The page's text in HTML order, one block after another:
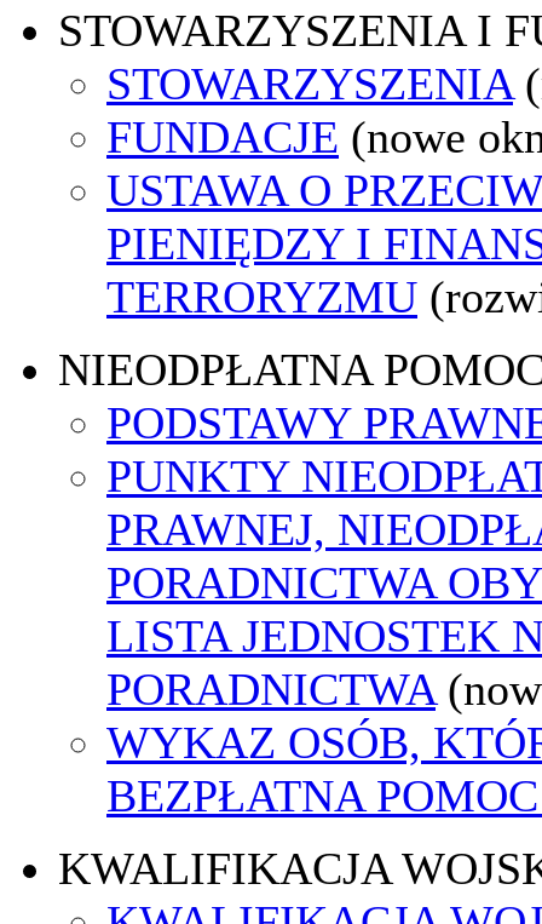
STOWARZYSZENIA I
STOWARZYSZENIA
FUNDACJE (nowe
USTAWA O
PIENIĘDZY I
TERRORYZMU
NIEODPŁATNA
PODSTAWY
PUNKTY
PRAWNEJ,
PORADNICTWA
LISTA JEDNOSTEK
PORADNICTWA
WYKAZ OSÓB,
BEZPŁATNA
KWALIFIKACJA